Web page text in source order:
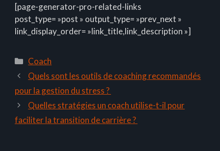
[page-generator-pro-related-links
post_type= »post » output_type= »prev_next »
link_display_order= »link_title,link_description »]
Catégories
Coach
Quels sont les outils de coaching recommandés
pour la gestion du stress ?
Quelles stratégies un coach utilise-t-il pour
faciliter la transition de carrière ?